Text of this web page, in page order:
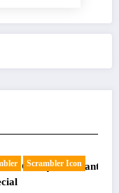
Icon
Vibrante Chega